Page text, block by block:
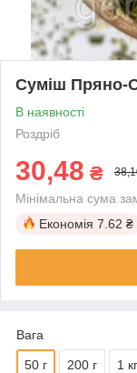
Суміш Пряно-
В наявності
Роздріб
30,48 ₴
Мінімальна сума
Економія 7.62 ₴
Вага
50 г 200 г 1 кг